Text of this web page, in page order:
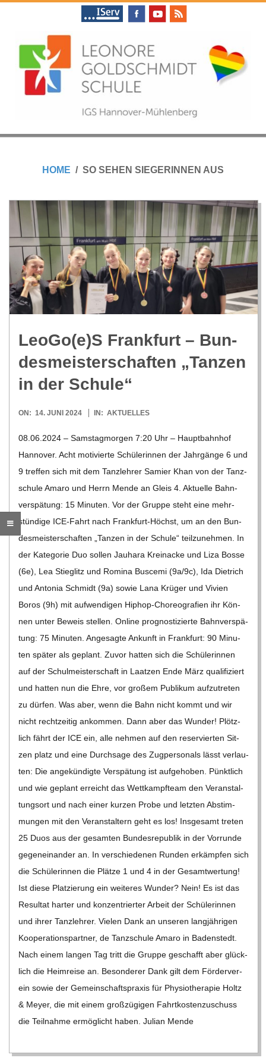
L
O
N
O
R
E
G
O
L
D
S
C
H
M
D
T
-
S
C
H
U
L
E
HOME SO SEHEN SIEGERINNEN AUS
LeoGo(e)S Frank­furt – Bun­
des­meis­ter­schaf­ten „Tan­zen
in der Schule“
2024-
ON: 14. JUNI 2024 IN: AKTUELLES
08.06.2024 – Sams­tag­mor­gen 7:20 Uhr – Haupt­bahn­hof
Han­no­ver. Acht moti­vierte Schü­le­rin­nen der Jahr­gänge 6 und
9 tref­fen sich mit dem Tanz­leh­rer Samier Khan von der Tanz­
schule Amaro und Herrn Mende an Gleis 4. Aktu­elle Bahn­
ver­spä­tung: 15 Minu­ten. Vor der Gruppe steht eine mehr­
stün­dige ICE-Fahrt nach Fran­k­­furt-Höchst, um an den Bun­
des­meis­ter­schaf­ten „Tan­zen in der Schule“ teil­zu­neh­men. In
der Kate­go­rie Duo sol­len Jau­hara Krein­acke und Liza Bosse
(6e), Lea Stieg­litz und Romina Bus­cemi (9a/​​9c), Ida Diet­rich
und Anto­nia Schmidt (9a) sowie Lana Krü­ger und Vivien
Boros (9h) mit auf­wen­di­gen Hip­­hop-Cho­­reo­­gra­­fien ihr Kön­
nen unter Beweis stel­len. Online pro­gnos­ti­zierte Bahn­ver­spä­
tung: 75 Minu­ten. Ange­sagte Ankunft in Frank­furt: 90 Minu­
ten spä­ter als geplant. Zuvor hat­ten sich die Schü­le­rin­nen
auf der Schul­meis­ter­schaft in Laat­zen Ende März qua­li­fi­ziert
und hat­ten nun die Ehre, vor gro­ßem Publi­kum auf­zu­tre­ten
zu dür­fen. Was aber, wenn die Bahn nicht kommt und wir
nicht recht­zei­tig ankom­men. Dann aber das Wun­der! Plötz­
lich fährt der ICE ein, alle neh­men auf den reser­vier­ten Sit­
zen platz und eine Durch­sage des Zug­per­so­nals lässt ver­lau­
ten: Die ange­kün­digte Ver­spä­tung ist auf­ge­ho­ben. Pünkt­lich
und wie geplant erreicht das Wett­kampf­team den Ver­an­stal­
tungs­ort und nach einer kur­zen Probe und letz­ten Abstim­
mun­gen mit den Ver­an­stal­tern geht es los! Ins­ge­samt tre­ten
25 Duos aus der gesam­ten Bun­des­re­pu­blik in der Vor­runde
gegen­ein­an­der an. In ver­schie­de­nen Run­den erkämp­fen sich
die Schü­le­rin­nen die Plätze 1 und 4 in der Gesamt­wer­tung!
Ist diese Plat­zie­rung ein wei­te­res Wun­der? Nein! Es ist das
Resul­tat har­ter und kon­zen­trier­ter Arbeit der Schü­le­rin­nen
und ihrer Tanz­leh­rer. Vie­len Dank an unse­ren lang­jäh­ri­gen
Koope­ra­ti­ons­part­ner, de Tanz­schule Amaro in Baden­stedt.
Nach einem lan­gen Tag tritt die Gruppe geschafft aber glück­
lich die Heim­reise an. Beson­de­rer Dank gilt dem För­der­ver­
ein sowie der Gemein­schafts­pra­xis für Phy­sio­the­ra­pie Holtz
& Meyer, die mit einem groß­zü­gi­gen Fahrt­kos­ten­zu­schuss
die Teil­nahme ermög­licht haben. Julian Mende